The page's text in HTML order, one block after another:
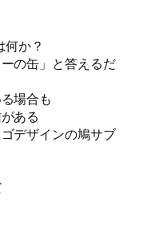
何か？
の缶」と答えるだ
場合も
ある
デザインの鳩サブ